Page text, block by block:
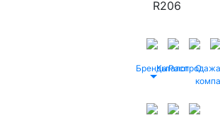
R206
БрендыКаталог
Распродажа
О